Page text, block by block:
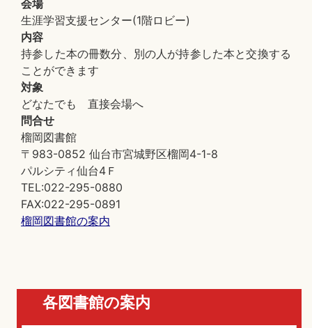
会場
生涯学習支援センター(1階ロビー)
内容
持参した本の冊数分、別の人が持参した本と交換する
ことができます
対象
どなたでも 直接会場へ
問合せ
榴岡図書館
〒983-0852 仙台市宮城野区榴岡4-1-8
パルシティ仙台4Ｆ
TEL:022-295-0880
FAX:022-295-0891
榴岡図書館の案内
各図書館の案内